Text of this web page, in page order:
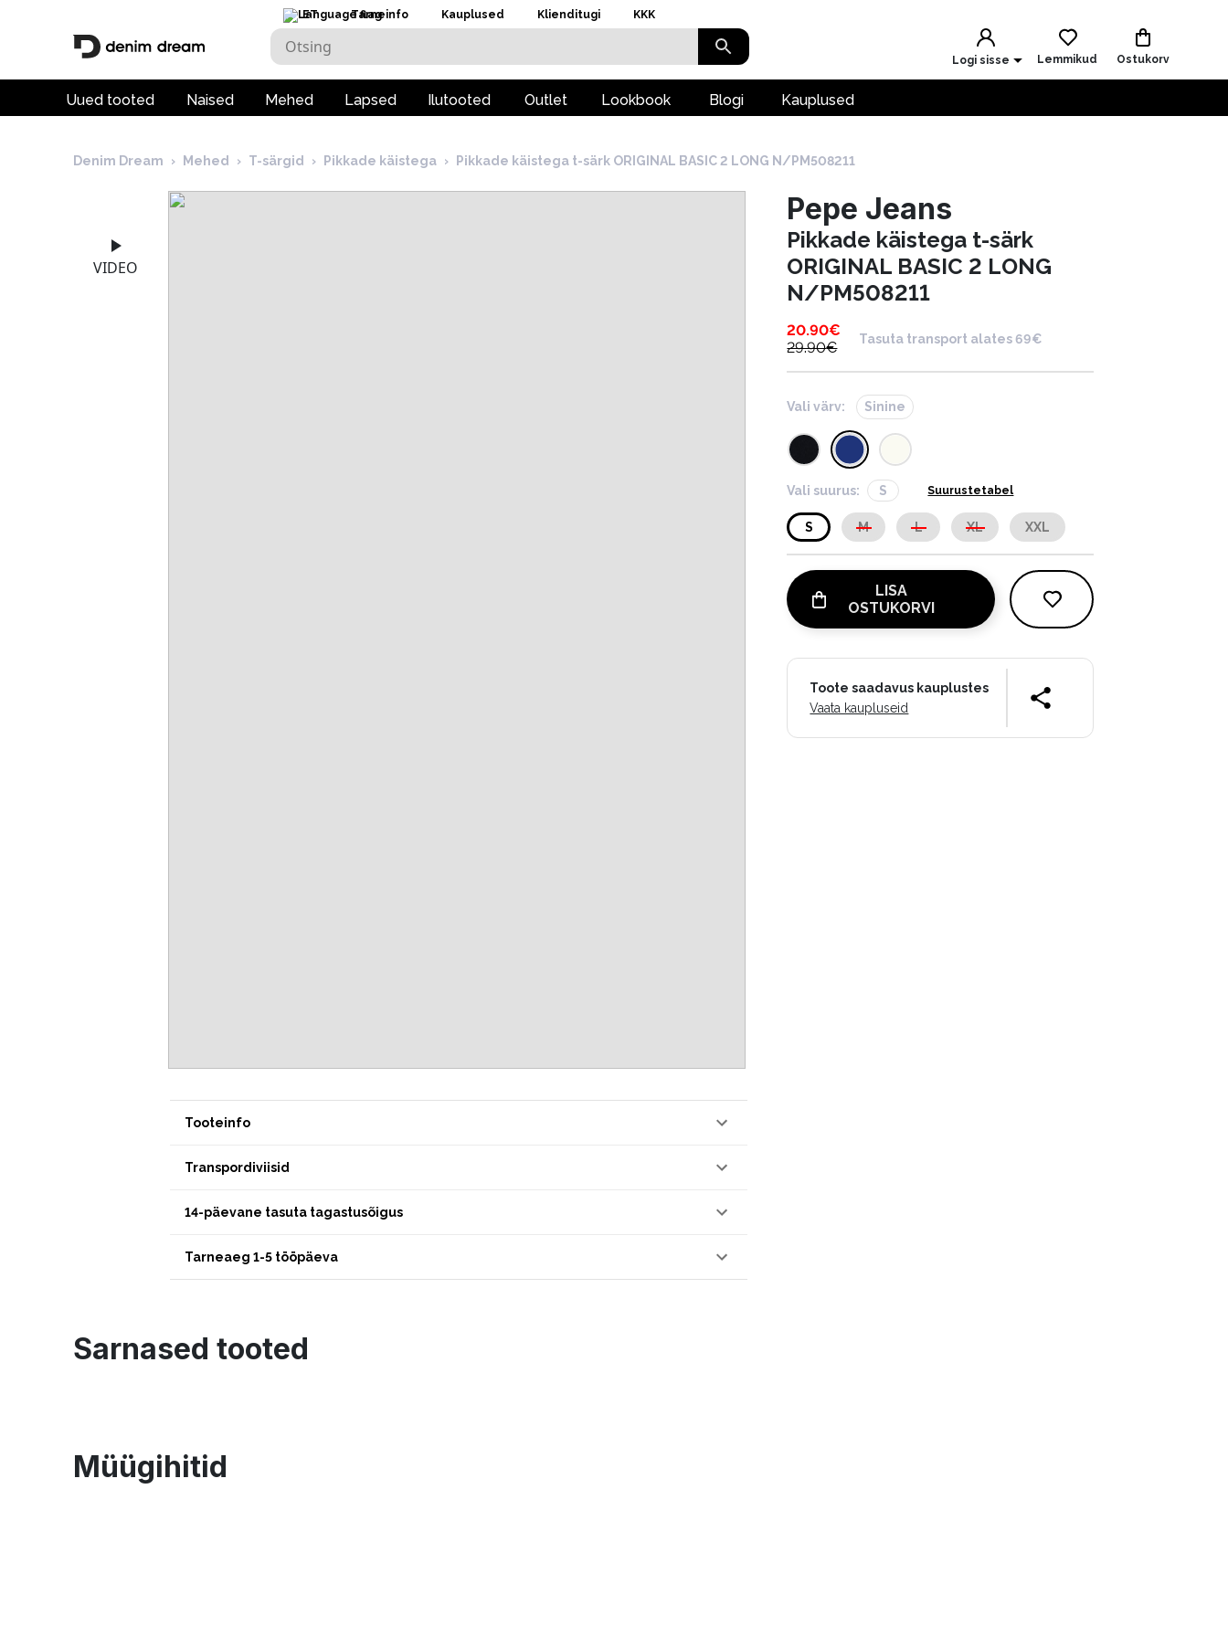
ET Tarneinfo Kauplused Klienditugi KKK
Logi sisse Lemmikud Ostukorv
Uued tooted Naised Mehed Lapsed Ilutooted Outlet Lookbook Blogi Kauplused
Denim Dream › Mehed › T-särgid › Pikkade käistega › Pikkade käistega t-särk ORIGINAL BASIC 2 LONG N/PM508211
VIDEO
Tooteinfo
Transpordiviisid
14-päevane tasuta tagastusõigus
Tarneaeg 1-5 tööpäeva
Pepe Jeans
Pikkade käistega t-särk
ORIGINAL BASIC 2 LONG
N/PM508211
20.90€
29.90€
Tasuta transport alates 69€
Vali värv: Sinine
Vali suurus: S Suurustetabel
S M L XL XXL
LISA
OSTUKORVI
Toote saadavus kauplustes
Vaata kaupluseid
Sarnased tooted
Müügihitid